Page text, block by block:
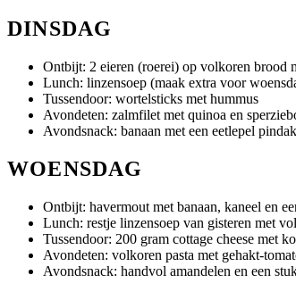
DINSDAG
Ontbijt: 2 eieren (roerei) op volkoren brood
Lunch: linzensoep (maak extra voor
Tussendoor: wortelsticks met hummus
Avondeten: zalmfilet met quinoa en
Avondsnack: banaan met een eetlepel
WOENSDAG
Ontbijt: havermout met banaan, kaneel en
Lunch: restje linzensoep van gisteren met
Tussendoor: 200 gram cottage cheese met
Avondeten: volkoren pasta met gehakt-
Avondsnack: handvol amandelen en een